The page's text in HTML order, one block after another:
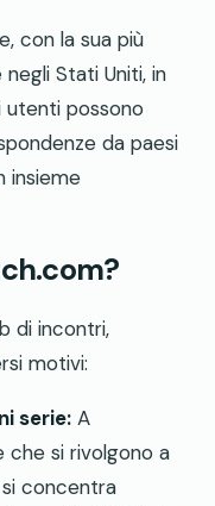
con la sua più
Stati Uniti, in
utenti possono
da paesi
insieme
di incontri,
motivi:
serie: A
si rivolgono a
concentra